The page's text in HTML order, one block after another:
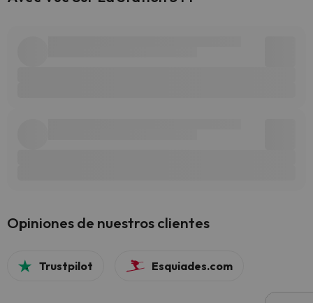
Opiniones de nuestros clientes
Trustpilot Esquiades.com